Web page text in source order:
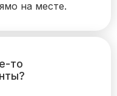
на месте.
то